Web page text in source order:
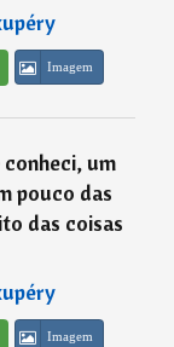
Imagem
um
pouco das
das coisas
Imagem